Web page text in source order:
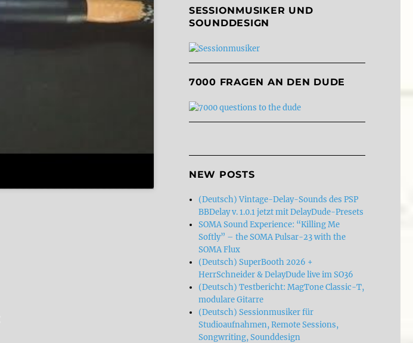
SESSIONMUSIKER UND
SOUNDDESIGN
7000 FRAGEN AN DEN DUDE
NEW POSTS
(Deutsch) Vintage-Delay-Sounds des PSP
BBDelay v. 1.0.1 jetzt mit DelayDude-Presets
SOMA Sound Experience: “Killing Me
Softly” – the SOMA Pulsar-23 with the
SOMA Flux
(Deutsch) SuperBooth 2026 +
HerrSchneider & DelayDude live im SO36
(Deutsch) Testbericht: MagTone Classic-T,
modulare Gitarre
(Deutsch) Sessionmusiker für
Studioaufnahmen, Remote Sessions,
Songwriting, Sounddesign